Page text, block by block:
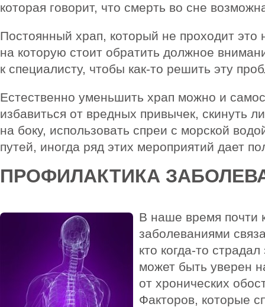
которая говорит, что смерть во сне
Постоянный храп, который не проходит это
на которую стоит обратить должное
к специалисту, чтобы как-то решить эту
Естественно уменьшить храп можно и
избавиться от вредных привычек, скинуть
на боку, использовать спреи с морской
путей, иногда ряд этих мероприятий дает
ПРОФИЛАКТИКА
В наше время почти
заболеваниями
кто когда-то
может быть уверен
от хронических
Факторов, которые